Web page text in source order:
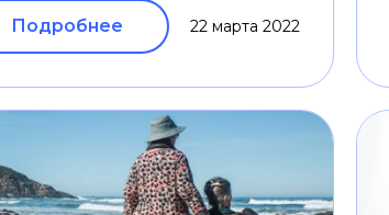
Подробнее 22 марта 2022